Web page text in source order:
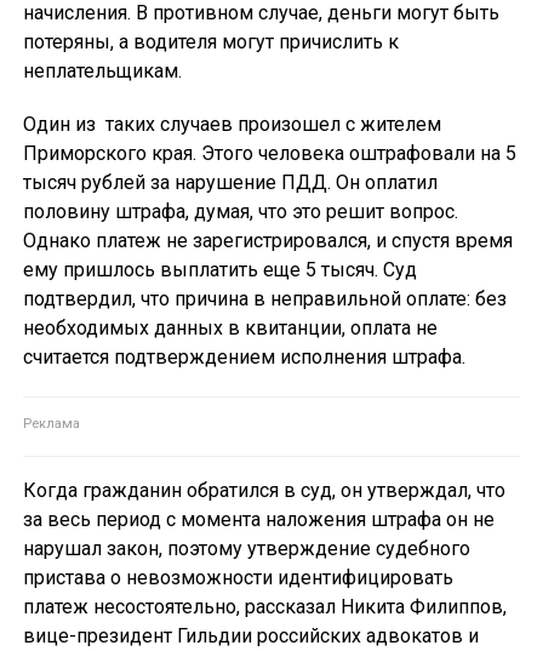
начисления. В противном случае, деньги могут быть
потеряны, а водителя могут причислить к
неплательщикам.
Один из таких случаев произошел с жителем
Приморского края. Этого человека оштрафовали на 5
тысяч рублей за нарушение ПДД. Он оплатил
половину штрафа, думая, что это решит вопрос.
Однако платеж не зарегистрировался, и спустя время
ему пришлось выплатить еще 5 тысяч. Суд
подтвердил, что причина в неправильной оплате: без
необходимых данных в квитанции, оплата не
считается подтверждением исполнения штрафа.
Когда гражданин обратился в суд, он утверждал, что
за весь период с момента наложения штрафа он не
нарушал закон, поэтому утверждение судебного
пристава о невозможности идентифицировать
платеж несостоятельно, рассказал Никита Филиппов,
вице-президент Гильдии российских адвокатов и